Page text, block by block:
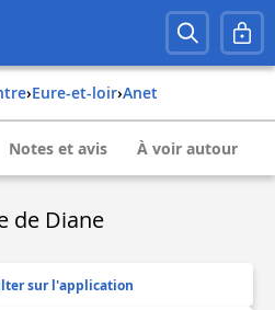
› eure-et-loir› anet
Notes et avis À voir autour
de Diane
sur l'application